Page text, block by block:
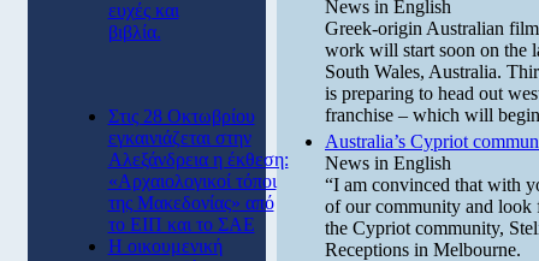
ευχές και
βιβλία.
Στις 28 Οκτωβρίου
εγκαινιάζεται στην
Αλεξάνδρεια η έκθεση:
«Αρχαιολογικοί τόποι
της Μακεδονίας» από
το ΕΙΠ και το ΣΑΕ
Η οικουμενική
News in English
Greek-origin Australian
work will start soon on the
South Wales, Australia.
is preparing to head out
franchise – which will
Australia’s Cypriot
News in English
“I am convinced that with
of our community and look
the Cypriot community,
Receptions in Melbourne.